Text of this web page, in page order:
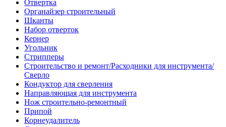
Отвертка
Органайзер строительный
Шканты
Набор отверток
Кернер
Угольник
Стрипперы
Строительство и ремонт/Расходники для инструмента/
Сверло
Кондуктор для сверления
Направляющая для инструмента
Нож строительно-ремонтный
Припой
Корнеудалитель